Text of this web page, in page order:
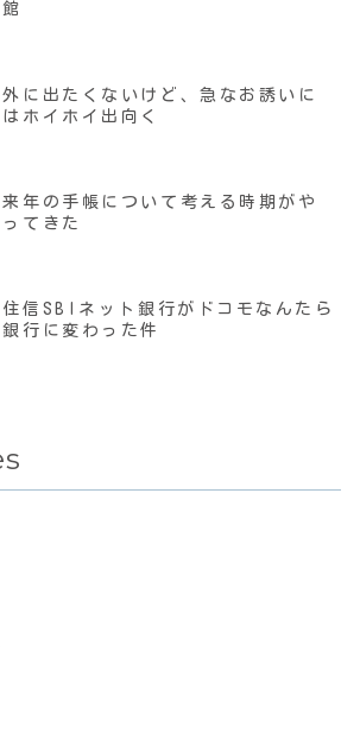
館
外に出たくないけど、急なお誘いに
はホイホイ出向く
来年の手帳について考える時期がや
ってきた
住信SBIネット銀行がドコモなんたら
銀行に変わった件